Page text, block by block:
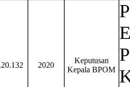
2020
Keputusan
Kepala BPOM